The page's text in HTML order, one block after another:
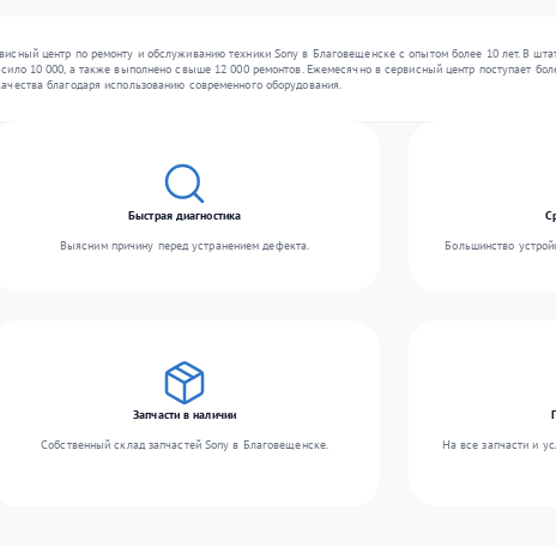
центр по ремонту и обслуживанию техники Sony в Благовещенске с опытом более 10 лет. В
10 000, а также выполнено свыше 12 000 ремонтов. Ежемесячно в сервисный центр поступает
благодаря использованию современного оборудования.
Быстрая диагностика
Выясним причину перед устранением дефекта.
Большинство
Запчасти в наличии
Собственный склад запчастей Sony в Благовещенске.
На все запчасти и